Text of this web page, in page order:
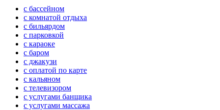
с бассейном
с комнатой отдыха
с бильярдом
с парковкой
с караоке
с баром
с джакузи
с оплатой по карте
с кальяном
с телевизором
с услугами банщика
с услугами массажа